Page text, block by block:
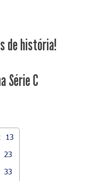
de história!
Série C
13
23
33